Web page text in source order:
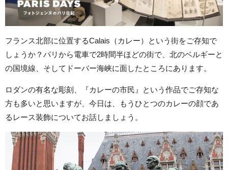
フランス北部に位置するCalais（カレー）という街をご存知で
しょうか？パリから電車で2時間半ほどの街で、北のベルギーと
の国境線、そしてドーバー海峡に面したところにあります。
ロダンの有名な彫刻、『カレーの市民』という作品でご存知な
方も多いと思いますが、今日は、もうひとつのカレーの顔であ
るレース装飾についてお話しましょう。